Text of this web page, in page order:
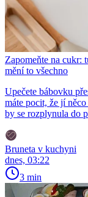
Zapomeňte na cukr:
mění to všechno
Upečete bábovku
máte pocit, že jí
by se rozplynula do
Bruneta v kuchyni
dnes, 03:22
3 min